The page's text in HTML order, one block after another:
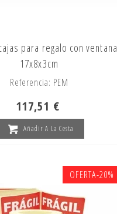
para regalo con ventana
17x8x3cm
Referencia: PEM
117,51 €
Añadir A La Cesta
OFERTA-20%